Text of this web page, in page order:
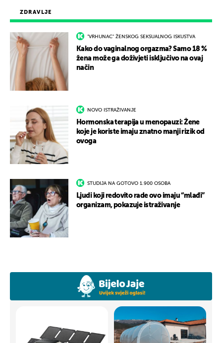
ZDRAVLJE
"VRHUNAC" ŽENSKOG SEKSUALNOG ISKUSTVA
Kako do vaginalnog orgazma? Samo 18 %
žena može ga doživjeti isključivo na ovaj
način
NOVO ISTRAŽIVANJE
Hormonska terapija u menopauzi: Žene
koje je koriste imaju znatno manji rizik od
ovoga
STUDIJA NA GOTOVO 1.900 OSOBA
Ljudi koji redovito rade ovo imaju “mlađi”
organizam, pokazuje istraživanje